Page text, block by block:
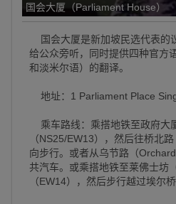
国会大厦（Parliament House）
国会大厦是新加坡民选代表的
给公众旁听，同时提供四种官方
和淡米尔语）的翻译。
地址：1 Parliament Place
乘车路线：乘搭地铁至政府大
（NS25/EW13），然后往桥北
向步行。或者从乌节路（
共汽车。或乘搭地铁至莱佛士坊
（EW14），然后步行越过埃尔